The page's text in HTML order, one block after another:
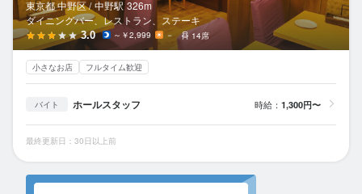
東京都 中野区 / 中野駅 326m
ダイニングバー、レストラン、ステーキ
3.0 ～￥2,999 － 14席
小さなお店 フルタイム歓迎
バイト ホールスタッフ 時給： 1,300円〜
最終更新日：30日以上前